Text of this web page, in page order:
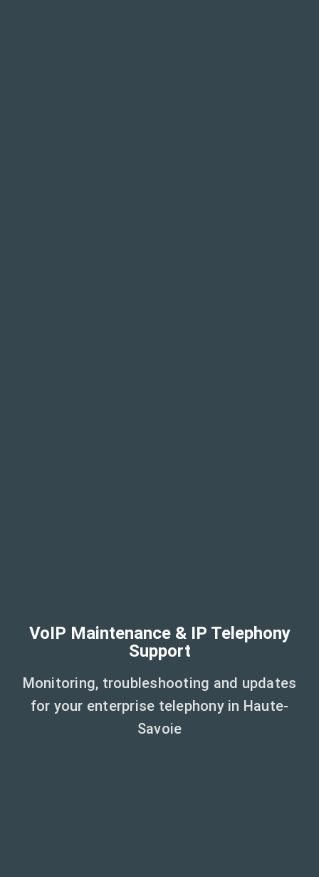
VoIP Maintenance & IP Telephony
Support
Monitoring, troubleshooting and updates
for your enterprise telephony in Haute-
Savoie